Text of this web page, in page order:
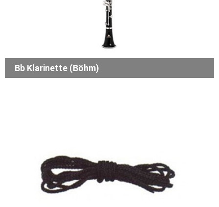
Bb Klarinette (Böhm)